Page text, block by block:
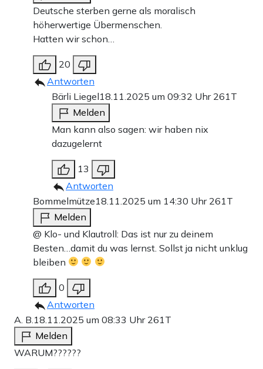
Deutsche sterben gerne als moralisch
höherwertige Übermenschen.
Hatten wir schon…
20
Antworten
Bärli Liegel18.11.2025 um 09:32 Uhr 261T
Melden
Man kann also sagen: wir haben nix
dazugelernt
13
Antworten
Bommelmütze18.11.2025 um 14:30 Uhr 261T
Melden
@ Klo- und Klautroll: Das ist nur zu deinem
Besten…damit du was lernst. Sollst ja nicht unklug
bleiben
0
Antworten
A. B. 18.11.2025 um 08:33 Uhr 261T
Melden
WARUM??????